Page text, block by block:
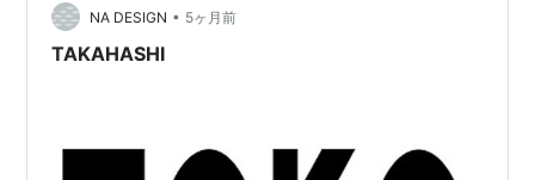
が旦那のお父さんの実家の住所です）、2番目に多いのが
大阪府 堺市（約30人）そんな…
NA DESIGN • 5ヶ月前
TAKAHASHI